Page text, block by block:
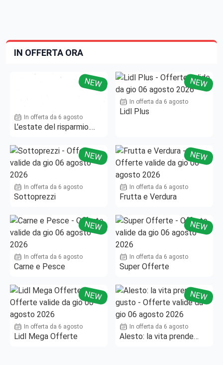
IN OFFERTA ORA
NEW
In offerta da 6 agosto
L'estate del risparmio.
NEW
In offerta da 6 agosto
Lidl Plus
NEW
In offerta da 6 agosto
Sottoprezzi
NEW
In offerta da 6 agosto
Frutta e Verdura
NEW
In offerta da 6 agosto
Carne e Pesce
NEW
In offerta da 6 agosto
Super Offerte
NEW
In offerta da 6 agosto
Lidl Mega Offerte
NEW
In offerta da 6 agosto
Alesto: la vita prende